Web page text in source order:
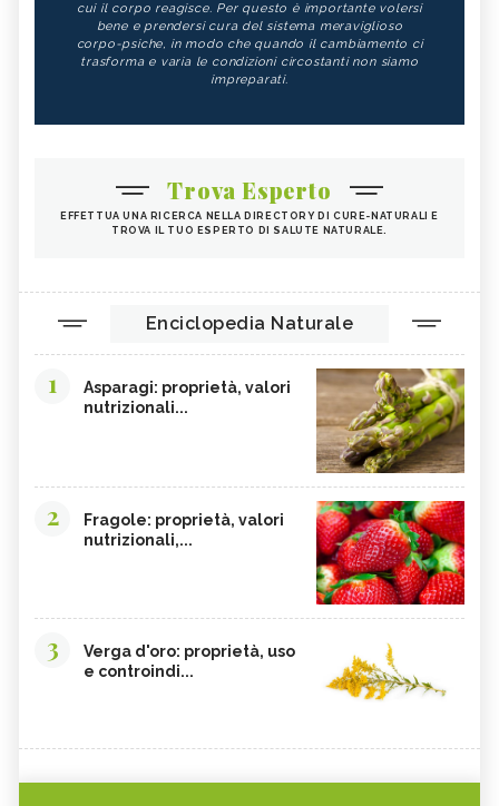
cui il corpo reagisce. Per questo è importante volersi
bene e prendersi cura del sistema meraviglioso
corpo-psiche, in modo che quando il cambiamento ci
trasforma e varia le condizioni circostanti non siamo
impreparati.
Trova Esperto
EFFETTUA UNA RICERCA NELLA DIRECTORY DI CURE-NATURALI E
TROVA IL TUO ESPERTO DI SALUTE NATURALE.
Enciclopedia Naturale
1
Asparagi: proprietà, valori
nutrizionali...
2
Fragole: proprietà, valori
nutrizionali,...
3
Verga d'oro: proprietà, uso
e controindi...